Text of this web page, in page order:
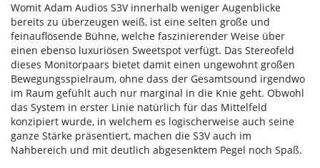
Womit Adam Audios S3V innerhalb weniger Augenblicke
bereits zu überzeugen weiß, ist eine selten große und
feinauflösende Bühne, welche faszinierender Weise über
einen ebenso luxuriösen Sweetspot verfügt. Das Stereofeld
dieses Monitorpaars bietet damit einen ungewohnt großen
Bewegungsspielraum, ohne dass der Gesamtsound irgendwo
im Raum gefühlt auch nur marginal in die Knie geht. Obwohl
das System in erster Linie natürlich für das Mittelfeld
konzipiert wurde, in welchem es logischerweise auch seine
ganze Stärke präsentiert, machen die S3V auch im
Nahbereich und mit deutlich abgesenktem Pegel noch Spaß.